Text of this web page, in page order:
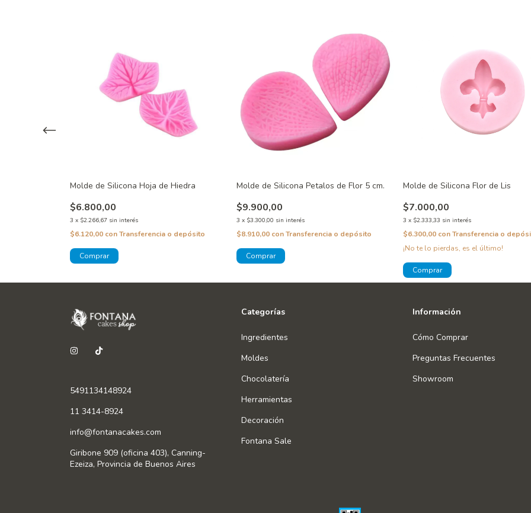
Molde de Silicona Hoja de Hiedra
$6.800,00
3 x $2.266,67 sin interés
$6.120,00 conTransferencia o depósito
Molde de Silicona Petalos de Flor 5 cm.
$9.900,00
3 x $3.300,00 sin interés
$8.910,00 conTransferencia o depósito
Molde de Silicona Flor de Lis
$7.000,00
3 x $2.333,33 sin interés
$6.300,00 conTransferencia o
¡No te lo pierdas, es el último!
5491134148924
11 3414-8924
info@fontanacakes.com
Giribone 909 (oficina 403), Canning-
Ezeiza, Provincia de Buenos Aires
Categorías
Ingredientes
Moldes
Chocolatería
Herramientas
Decoración
Fontana Sale
Información
Cómo Comprar
Preguntas Frecuentes
Showroom